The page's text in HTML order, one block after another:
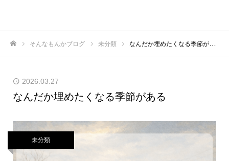
そんなもんかブログ 未分類 なんだか埋めたくなる季節がある
2026.03.27
なんだか埋めたくなる季節がある
未分類